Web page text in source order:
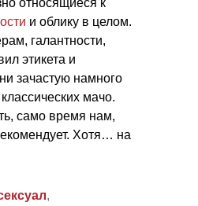
относящиеся к
и облику в целом.
галантности,
этикета и
зачастую намного
мачо.
само время нам,
Хотя… на
,